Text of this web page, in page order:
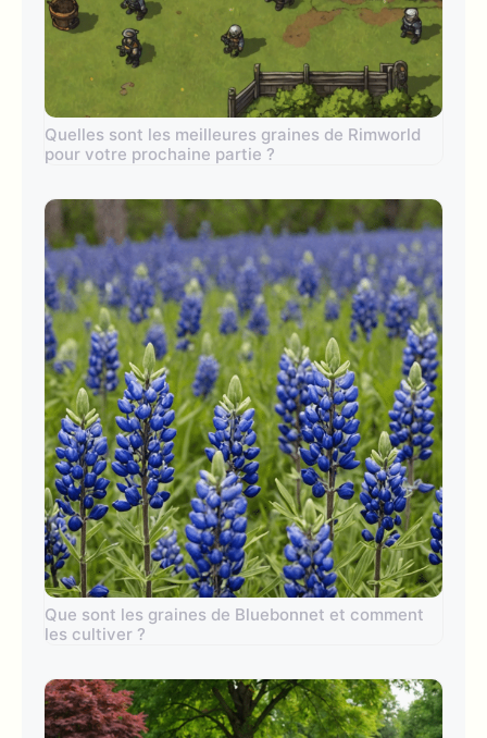
Quelles sont les meilleures graines de Rimworld
pour votre prochaine partie ?
Que sont les graines de Bluebonnet et comment
les cultiver ?